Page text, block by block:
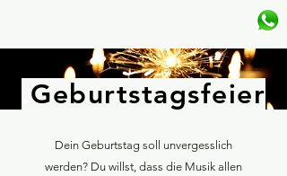
Dein Geburtstag soll unvergesslich
werden? Du willst, dass die Musik allen
Geburtstagsfeier